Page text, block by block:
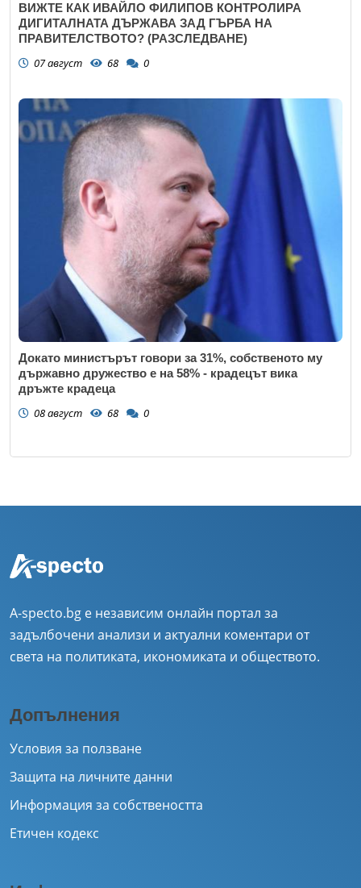
ВИЖТЕ КАК ИВАЙЛО ФИЛИПОВ КОНТРОЛИРА
ДИГИТАЛНАТА ДЪРЖАВА ЗАД ГЪРБА НА
ПРАВИТЕЛСТВОТО? (РАЗСЛЕДВАНЕ)
07 август 68 0
Докато министърът говори за 31%, собственото му
държавно дружество е на 58% - крадецът вика
дръжте крадеца
08 август 68 0
A-specto.bg е независим онлайн портал за
задълбочени анализи и актуални коментари от
света на политиката, икономиката и обществото.
Допълнения
Условия за ползване
Защита на личните данни
Информация за собствеността
Етичен кодекс